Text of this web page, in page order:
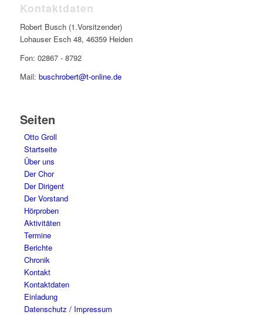
Kontaktdaten
Robert Busch (1.Vorsitzender)
Lohauser Esch 48, 46359 Heiden
Fon: 02867 - 8792
Mail: buschrobert@t-online.de
Seiten
Otto Groll
Startseite
Über uns
Der Chor
Der Dirigent
Der Vorstand
Hörproben
Aktivitäten
Termine
Berichte
Chronik
Kontakt
Kontaktdaten
Einladung
Datenschutz / Impressum